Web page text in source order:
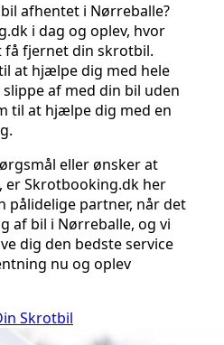
afhentet i Nørreballe?
i dag og oplev, hvor
fjernet din skrotbil.
at hjælpe dig med hele
af med din bil uden
til at hjælpe dig med en
eller ønsker at
er Skrotbooking.dk her
pålidelige partner, når det
af bil i Nørreballe, og vi
dig den bedste service
nu og oplev
Skrotbil